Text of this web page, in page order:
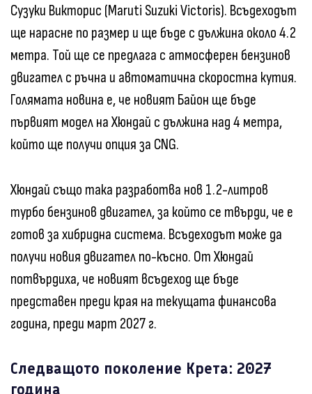
Сузуки Викторис (Maruti Suzuki Victoris). Всъдеходът
ще нарасне по размер и ще бъде с дължина около 4.2
метра. Той ще се предлага с атмосферен бензинов
двигател с ръчна и автоматична скоростна кутия.
Голямата новина е, че новият Байон ще бъде
първият модел на Хюндай с дължина над 4 метра,
който ще получи опция за CNG.
Хюндай също така разработва нов 1.2-литров
турбо бензинов двигател, за който се твърди, че е
готов за хибридна система. Всъдеходът може да
получи новия двигател по-късно. От Хюндай
потвърдиха, че новият всъдеход ще бъде
представен преди края на текущата финансова
година, преди март 2027 г.
Следващото поколение Крета: 2027
година